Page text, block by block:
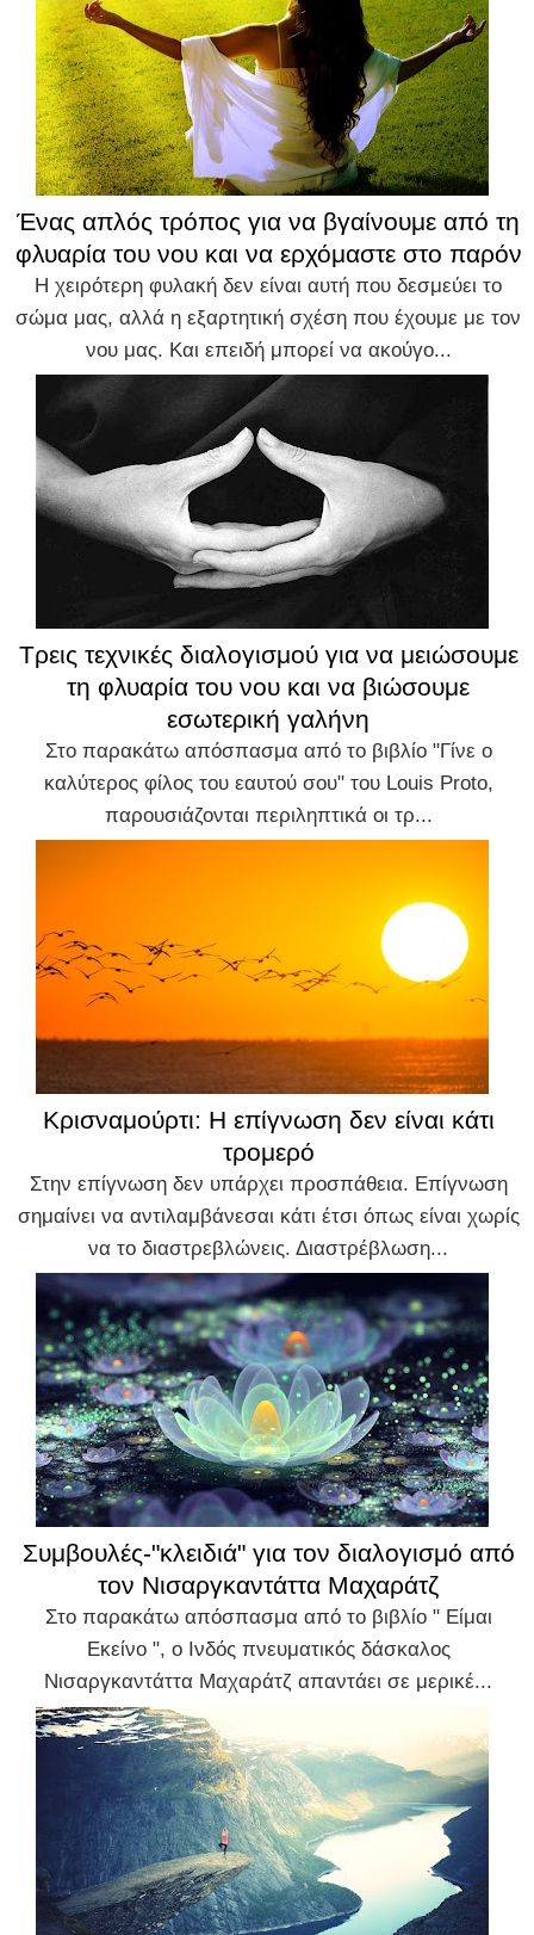
Ένας απλός τρόπος για να βγαίνουμε από τη
φλυαρία του νου και να ερχόμαστε στο παρόν
Η χειρότερη φυλακή δεν είναι αυτή που δεσμεύει το
σώμα μας, αλλά η εξαρτητική σχέση που έχουμε με τον
νου μας. Και επειδή μπορεί να ακούγο...
Τρεις τεχνικές διαλογισμού για να μειώσουμε
τη φλυαρία του νου και να βιώσουμε
εσωτερική γαλήνη
Στο παρακάτω απόσπασμα από το βιβλίο "Γίνε ο
καλύτερος φίλος του εαυτού σου" του Louis Proto,
παρουσιάζονται περιληπτικά οι τρ...
Κρισναμούρτι: Η επίγνωση δεν είναι κάτι
τρομερό
Στην επίγνωση δεν υπάρχει προσπάθεια. Επίγνωση
σημαίνει να αντιλαμβάνεσαι κάτι έτσι όπως είναι χωρίς
να το διαστρεβλώνεις. Διαστρέβλωση...
Συμβουλές-"κλειδιά" για τον διαλογισμό από
τον Νισαργκαντάττα Μαχαράτζ
Στο παρακάτω απόσπασμα από το βιβλίο " Είμαι
Εκείνο ", ο Ινδός πνευματικός δάσκαλος
Νισαργκαντάττα Μαχαράτζ απαντάει σε μερικέ...